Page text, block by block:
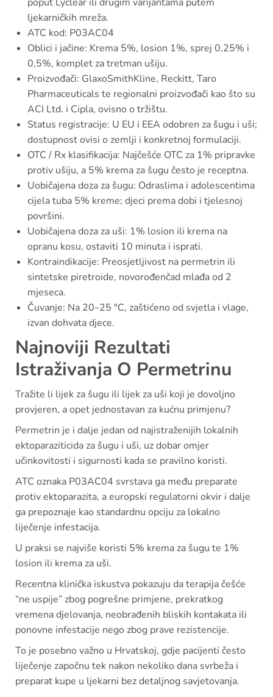
ljekarničkih mreža.
ATC kod: P03AC04
Oblici i jačine: Krema 5%, losion 1%, sprej 0,25% i
0,5%, komplet za tretman ušiju.
Proizvođači: GlaxoSmithKline, Reckitt, Taro
Pharmaceuticals te regionalni proizvođači kao što su
ACI Ltd. i Cipla, ovisno o tržištu.
Status registracije: U EU i EEA odobren za šugu i uši;
dostupnost ovisi o zemlji i konkretnoj formulaciji.
OTC / Rx klasifikacija: Najčešće OTC za 1% pripravke
protiv ušiju, a 5% krema za šugu često je receptna.
Uobičajena doza za šugu: Odraslima i adolescentima
cijela tuba 5% kreme; djeci prema dobi i tjelesnoj
površini.
Uobičajena doza za uši: 1% losion ili krema na
opranu kosu, ostaviti 10 minuta i isprati.
Kontraindikacije: Preosjetljivost na permetrin ili
sintetske piretroide, novorođenčad mlađa od 2
mjeseca.
Čuvanje: Na 20–25 °C, zaštićeno od svjetla i vlage,
izvan dohvata djece.
Najnoviji Rezultati
Istraživanja O Permetrinu
Tražite li lijek za šugu ili lijek za uši koji je dovoljno
provjeren, a opet jednostavan za kućnu primjenu?
Permetrin je i dalje jedan od najistraženijih lokalnih
ektoparaziticida za šugu i uši, uz dobar omjer
učinkovitosti i sigurnosti kada se pravilno koristi.
ATC oznaka P03AC04 svrstava ga među preparate
protiv ektoparazita, a europski regulatorni okvir i dalje
ga prepoznaje kao standardnu opciju za lokalno
liječenje infestacija.
U praksi se najviše koristi 5% krema za šugu te 1%
losion ili krema za uši.
Recentna klinička iskustva pokazuju da terapija češće
“ne uspije” zbog pogrešne primjene, prekratkog
vremena djelovanja, neobrađenih bliskih kontakata ili
ponovne infestacije nego zbog prave rezistencije.
To je posebno važno u Hrvatskoj, gdje pacijenti često
liječenje započnu tek nakon nekoliko dana svrbeža i
preparat kupe u ljekarni bez detaljnog savjetovanja.